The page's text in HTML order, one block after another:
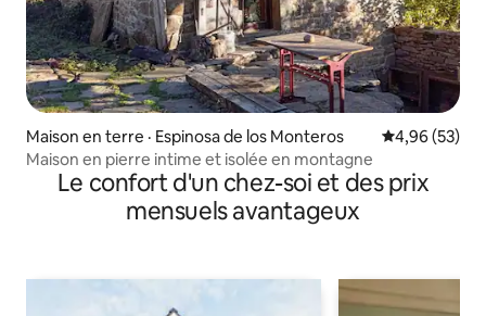
Maison en terre · Espinosa de los Monteros Note
4,96 (53)
Maison en pierre intime et isolée en montagne
Le confort d'un chez-soi et des prix
mensuels avantageux